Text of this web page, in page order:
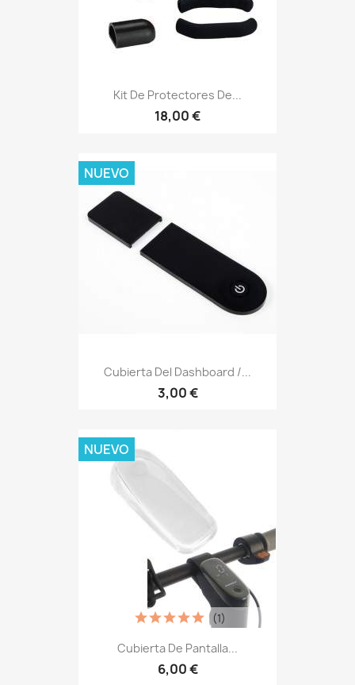
Kit De Protectores De...
18,00 €
Cubierta Del Dashboard /...
3,00 €
NUEVO
Cubierta De Pantalla...
6,00 €
(1)
NUEVO